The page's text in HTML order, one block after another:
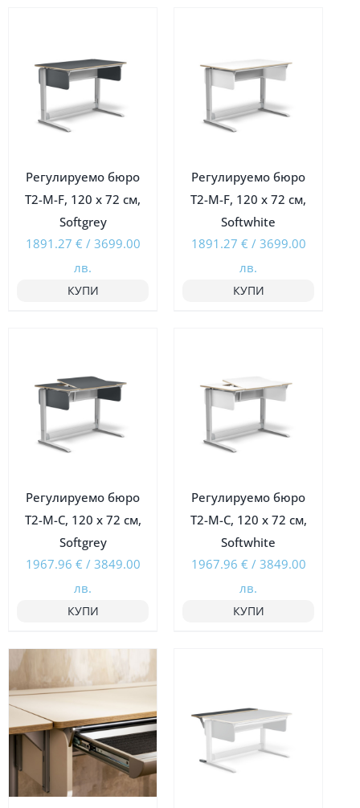
Регулируемо бюро
Т2-М-F, 120 х 72 см,
Softgrey
1891.27 € / 3699.00
лв.
КУПИ
Регулируемо бюро
Т2-М-F, 120 х 72 см,
Softwhite
1891.27 € / 3699.00
лв.
КУПИ
Регулируемо бюро
Т2-М-C, 120 х 72 см,
Softgrey
1967.96 € / 3849.00
лв.
КУПИ
Регулируемо бюро
Т2-М-C, 120 х 72 см,
Softwhite
1967.96 € / 3849.00
лв.
КУПИ
Ограничена наличност